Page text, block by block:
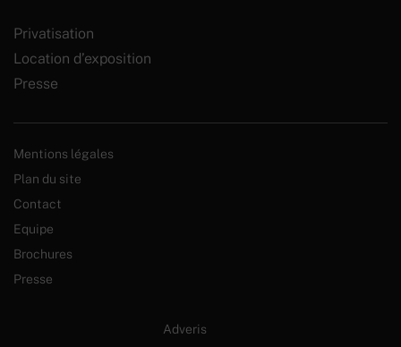
Privatisation
Location d’exposition
Presse
Mentions légales
Plan du site
Contact
Equipe
Brochures
Presse
Adveris